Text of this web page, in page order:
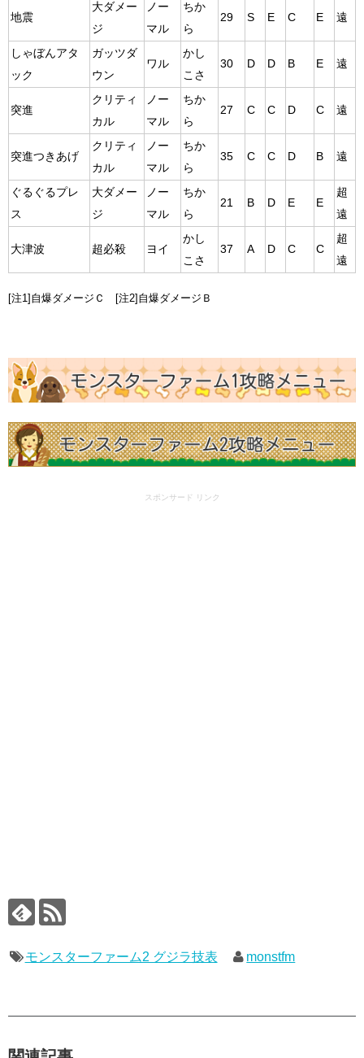
地震
大ダメー
ジ
ノー
マル
ちか
ら
29 S E C E 遠
しゃぼんアタ
ック
ガッツダ
ウン
ワル
かし
こさ
30 D D B E 遠
突進
クリティ
カル
ノー
マル
ちか
ら
27 C C D C 遠
突進つきあげ
クリティ
カル
ノー
マル
ちか
ら
35 C C D B 遠
ぐるぐるプレ
ス
大ダメー
ジ
ノー
マル
ちか
ら
21 B D E E
超
遠
大津波 超必殺 ヨイ
かし
こさ
37 A D C C
超
遠
[注1]自爆ダメージＣ [注2]自爆ダメージＢ
スポンサード リンク
モンスターファーム2 グジラ技表 monstfm